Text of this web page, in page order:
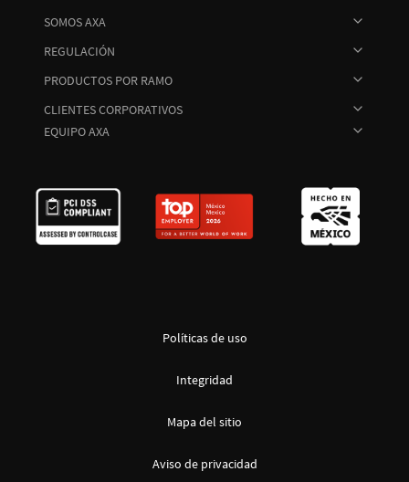
SOMOS AXA
REGULACIÓN
PRODUCTOS POR RAMO
CLIENTES CORPORATIVOS
EQUIPO AXA
Políticas de uso
Integridad
Mapa del sitio
Aviso de privacidad